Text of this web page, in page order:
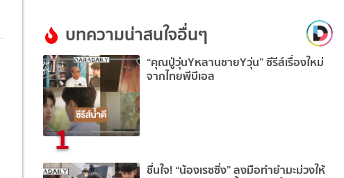
บทความน่าสนใจอื่นๆ
1
“คุณปู่วุ่นYหลานชายYวุ่น” ซีรีส์เรื่องใหม่
จากไทยพีบีเอส
ชื่นใจ! “น้องเรซซิ่ง” ลงมือทำยำมะม่วงให้